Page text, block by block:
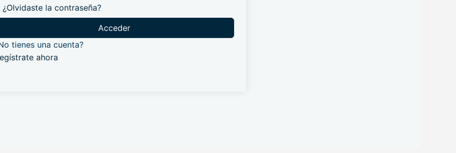
¿Olvidaste la contraseña?
Acceder
tienes una cuenta?
ahora